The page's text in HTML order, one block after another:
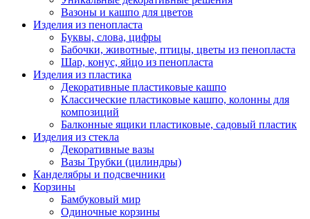
Вазоны и кашпо для цветов
Изделия из пенопласта
Буквы, слова, цифры
Бабочки, животные, птицы, цветы из пенопласта
Шар, конус, яйцо из пенопласта
Изделия из пластика
Декоративные пластиковые кашпо
Классические пластиковые кашпо, колонны для
композиций
Балконные ящики пластиковые, садовый пластик
Изделия из стекла
Декоративные вазы
Вазы Трубки (цилиндры)
Канделябры и подсвечники
Корзины
Бамбуковый мир
Одиночные корзины